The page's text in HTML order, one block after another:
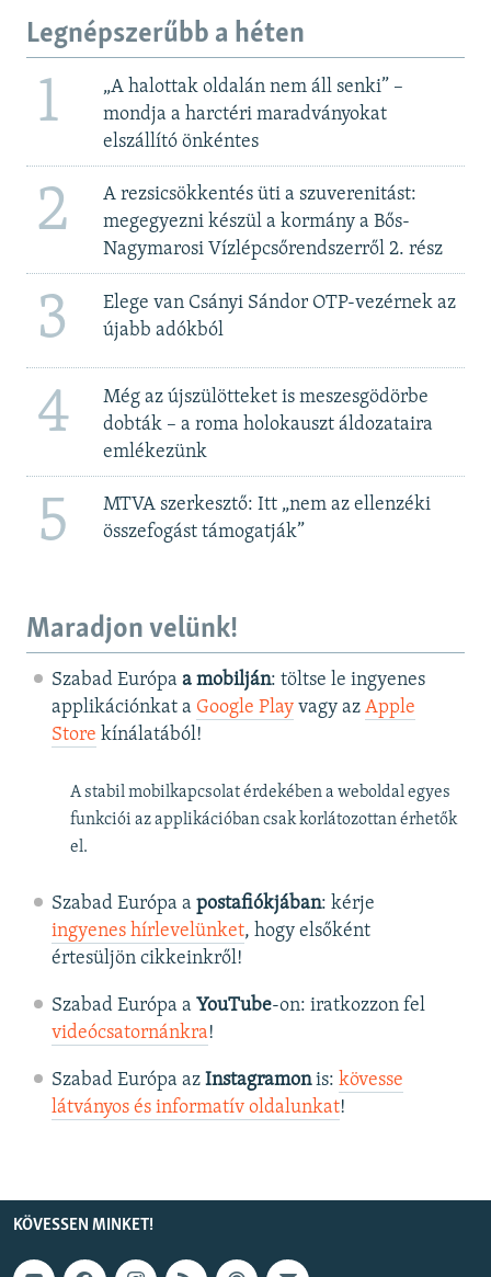
Legnépszerűbb a héten
1
„A halottak oldalán nem áll senki” –
mondja a harctéri maradványokat
elszállító önkéntes
2
A rezsicsökkentés üti a szuverenitást:
megegyezni készül a kormány a Bős-
Nagymarosi Vízlépcsőrendszerről 2. rész
3
Elege van Csányi Sándor OTP-vezérnek az
újabb adókból
4
Még az újszülötteket is meszesgödörbe
dobták – a roma holokauszt áldozataira
emlékezünk
5
MTVA szerkesztő: Itt „nem az ellenzéki
összefogást támogatják”
Maradjon velünk!
Szabad Európa a mobilján: töltse le ingyenes
applikációnkat a Google Playvagy az Apple
Store kínálatából!
A stabil mobilkapcsolat érdekében a weboldal egyes
funkciói az applikációban csak korlátozottan érhetők
el.
Szabad Európa a postafiókjában: kérje
ingyenes hírlevelünket, hogy elsőként
értesüljön cikkeinkről!
Szabad Európa a YouTube-on: iratkozzon fel
videócsatornánkra!
Szabad Európa az Instagramonis: kövesse
látványos és informatív oldalunkat! ​
KÖVESSEN MINKET!